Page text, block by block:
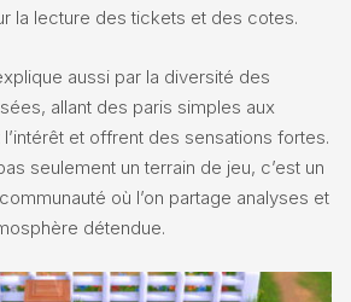
la lecture des tickets et des cotes.
aussi par la diversité des
allant des paris simples aux
et offrent des sensations fortes.
seulement un terrain de jeu, c’est un
où l’on partage analyses et
détendue.